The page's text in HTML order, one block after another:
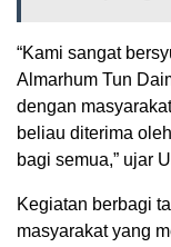
“Kami sangat
Almarhum Tun
dengan
beliau diterima
bagi semua,” ujar
Kegiatan berbagi
masyarakat yang